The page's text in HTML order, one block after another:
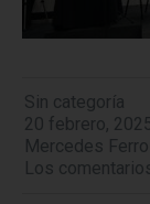
Sin categoría
20 febrero,
Mercedes
Los